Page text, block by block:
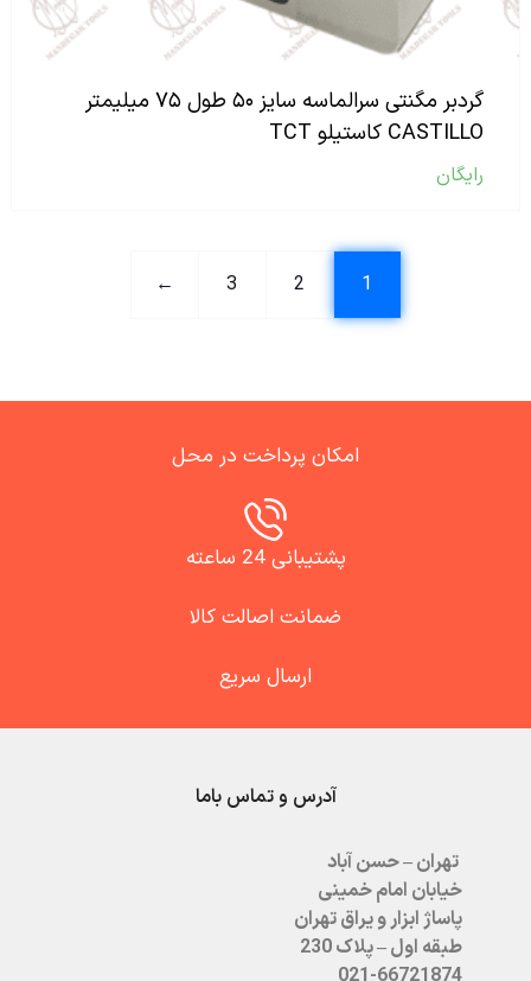
گردبر مگنتی سرالماسه سایز ۵۰ طول ۷۵ میلیمتر
CASTILLO کاستیلو TCT
رایگان
1
2
3
←
امکان پرداخت در محل
پشتیبانی 24 ساعته
ضمانت اصالت کالا
ارسال سریع
آدرس و تماس باما
تهران – حسن آباد
خیابان امام خمینی
پاساژ ابزار و یراق تهران
طبقه اول – پلاک 230